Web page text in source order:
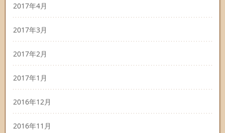
2017年4月
2017年3月
2017年2月
2017年1月
2016年12月
2016年11月